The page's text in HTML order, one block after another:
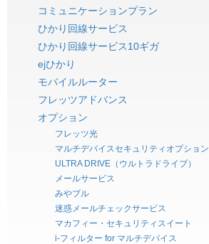
コミュニケーションプラン
ひかり回線サービス
ひかり回線サービス10ギガ
ejひかり
モバイルルーター
フレッツアドバンス
オプション
フレッツ光
マルチデバイスセキュリティオプション
ULTRA DRIVE（ウルトラドライブ）
メールサービス
みやブル
迷惑メールチェックサービス
マカフィー・セキュリティスイート
i-フィルター for マルチデバイス